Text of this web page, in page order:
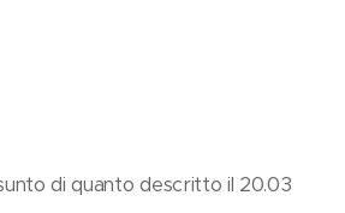
di quanto descritto il 20.03